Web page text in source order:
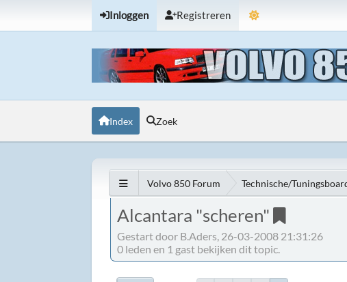
Inloggen Registreren
Index Zoek
Volvo 850 Forum Technische/
Alcantara "scheren"
Gestart door B.Aders, 26-03-2008 21:31:26
0 leden en 1 gast bekijken dit topic.